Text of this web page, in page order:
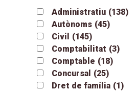
Administratiu (138)
Autònoms (45)
Civil
(145)
Comptabilitat (3)
Comptable (18)
Concursal (25)
Dret de família (1)